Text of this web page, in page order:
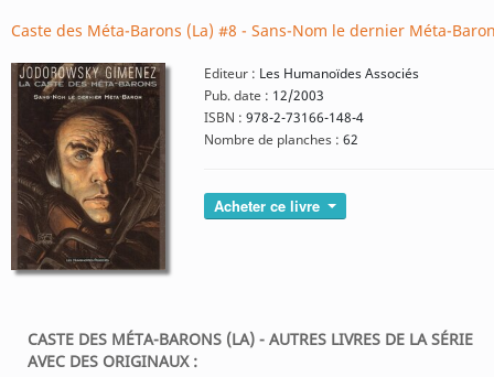
Caste des Méta-Barons (La) #8 - Sans-Nom le dernier Méta-
Editeur : Les Humanoïdes Associés
Pub. date : 12/2003
ISBN : 978-2-73166-148-4
Nombre de planches : 62
Acheter ce livre
CASTE DES MÉTA-BARONS (LA) - AUTRES LIVRES DE LA SÉRIE
AVEC DES ORIGINAUX :